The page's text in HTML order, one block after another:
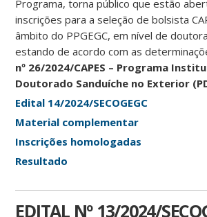
Programa, torna público que estão
inscrições para a seleção de bolsista
âmbito do PPGEGC, em nível de
estando de acordo com as
nº 26/2024/CAPES – Programa
Doutorado Sanduíche no Exterior
Edital 14/2024/SECOGEGC
Material complementar
Inscrições homologadas
Resultado
EDITAL Nº 13/2024/